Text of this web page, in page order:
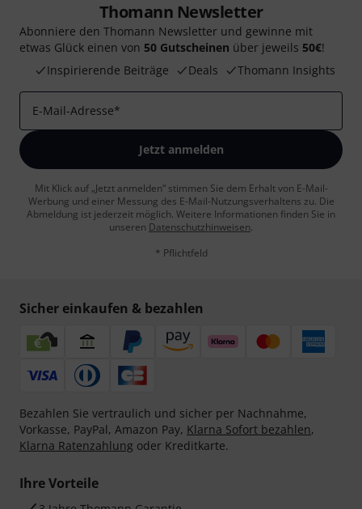
Thomann Newsletter
Abonniere den Thomann Newsletter und gewinne mit
etwas Glück einen von 50 Gutscheinen über jeweils 50€!
Inspirierende Beiträge
Deals Thomann Insights
E-Mail-Adresse*
Jetzt anmelden
Mit Klick auf „Jetzt anmelden“ stimmen Sie dem Erhalt von E-Mail-
Werbung und einer Messung des E-Mail-Nutzungsverhaltens zu. Die
Abmeldung ist jederzeit möglich. Weitere Informationen finden Sie in
unseren Datenschutzhinweisen.
* Pflichtfeld
Sicher einkaufen & bezahlen
Bezahlen Sie vertraulich und sicher per Nachnahme,
Vorkasse, PayPal, Amazon Pay, Klarna Sofort bezahlen,
Klarna Ratenzahlung oder Kreditkarte.
Ihre Vorteile